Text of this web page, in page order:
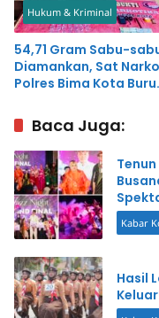
Hukum & Kriminal
54,71 Gram Sabu-
Diamankan, Sat
Polres Bima Kota Buru
Baca Juga:
Kabar
Hasil